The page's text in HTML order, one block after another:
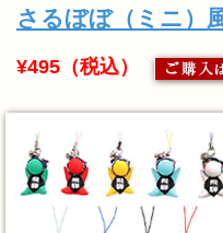
さるぼぼ（ミニ）
¥495（税込）